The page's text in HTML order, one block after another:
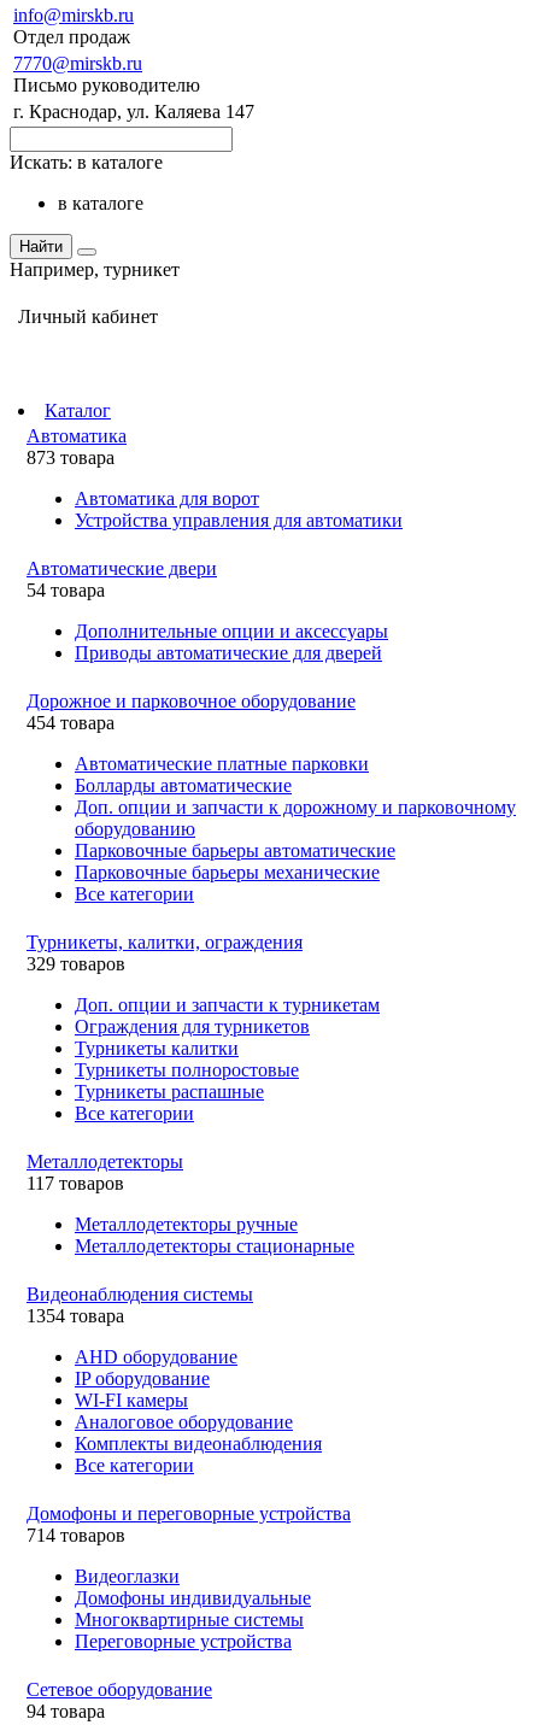
info@mirskb.ru
Отдел продаж
7770@mirskb.ru
Письмо руководителю
г. Краснодар, ул. Каляева 147
Искать: в каталоге
в каталоге
Найти
Например, турникет
Личный кабинет
Каталог
Автоматика
873 товара
Автоматика для ворот
Устройства управления для автоматики
Автоматические двери
54 товара
Дополнительные опции и аксессуары
Приводы автоматические для дверей
Дорожное и парковочное оборудование
454 товара
Автоматические платные парковки
Болларды автоматические
Доп. опции и запчасти к дорожному и парковочному
оборудованию
Парковочные барьеры автоматические
Парковочные барьеры механические
Все категории
Турникеты, калитки, ограждения
329 товаров
Доп. опции и запчасти к турникетам
Ограждения для турникетов
Турникеты калитки
Турникеты полноростовые
Турникеты распашные
Все категории
Металлодетекторы
117 товаров
Металлодетекторы ручные
Металлодетекторы стационарные
Видеонаблюдения cистемы
1354 товара
AHD оборудование
IP оборудование
WI-FI камеры
Аналоговое оборудование
Комплекты видеонаблюдения
Все категории
Домофоны и переговорные устройства
714 товаров
Видеоглазки
Домофоны индивидуальные
Многоквартирные системы
Переговорные устройства
Сетевое оборудование
94 товара